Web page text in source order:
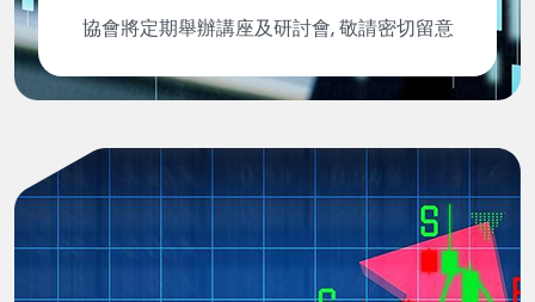
協會將定期舉辦講座及研討會, 敬請密切留意